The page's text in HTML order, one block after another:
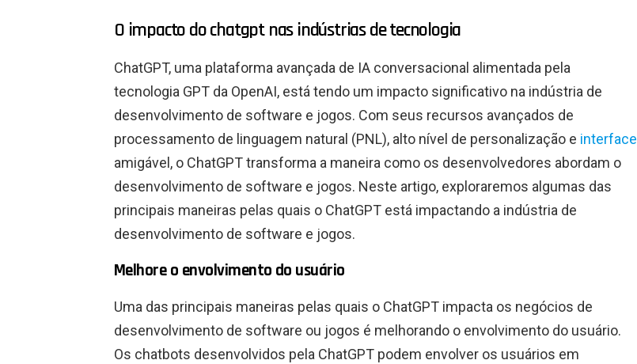
O impacto do chatgpt nas indústrias de tecnologia
ChatGPT, uma plataforma avançada de IA conversacional alimentada pela
tecnologia GPT da OpenAI, está tendo um impacto significativo na indústria de
desenvolvimento de software e jogos. Com seus recursos avançados de
processamento de linguagem natural (PNL), alto nível de personalização e interface
amigável, o ChatGPT transforma a maneira como os desenvolvedores abordam o
desenvolvimento de software e jogos. Neste artigo, exploraremos algumas das
principais maneiras pelas quais o ChatGPT está impactando a indústria de
desenvolvimento de software e jogos.
Melhore o envolvimento do usuário
Uma das principais maneiras pelas quais o ChatGPT impacta os negócios de
desenvolvimento de software ou jogos é melhorando o envolvimento do usuário.
Os chatbots desenvolvidos pela ChatGPT podem envolver os usuários em